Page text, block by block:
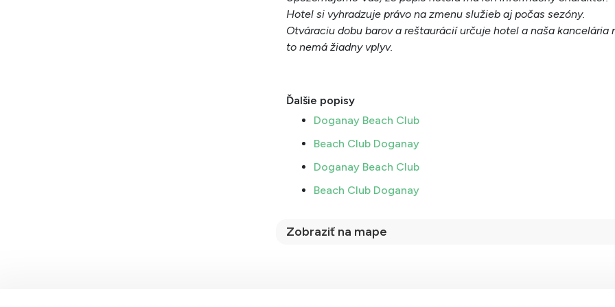
Hotel si vyhradzuje právo na zmenu služieb aj počas sezóny.
Otváraciu dobu barov a reštaurácií určuje hotel a naša kancelária
to nemá žiadny vplyv.
Ďalšie popisy
Doganay Beach Club
Beach Club Doganay
Doganay Beach Club
Beach Club Doganay
Zobraziť na mape